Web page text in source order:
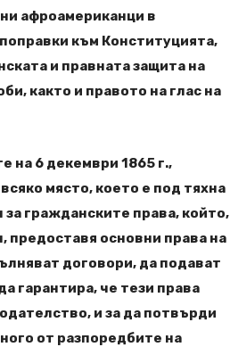
афроамериканци в
към Конституцията,
и правната защита на
както и правото на глас на
на 6 декември 1865 г.,
място, което е под тяхна
за гражданските права, който,
основни права на
договори, да подават
гарантира, че тези права
и за да потвърди
от разпоредбите на